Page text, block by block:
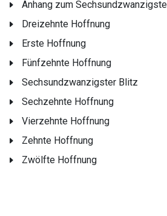
Anhang zum
Dreizehnte Hoffnung
Erste Hoffnung
Fünfzehnte Hoffnung
Sechsundzwanzigster Blitz
Sechzehnte Hoffnung
Vierzehnte Hoffnung
Zehnte Hoffnung
Zwölfte Hoffnung